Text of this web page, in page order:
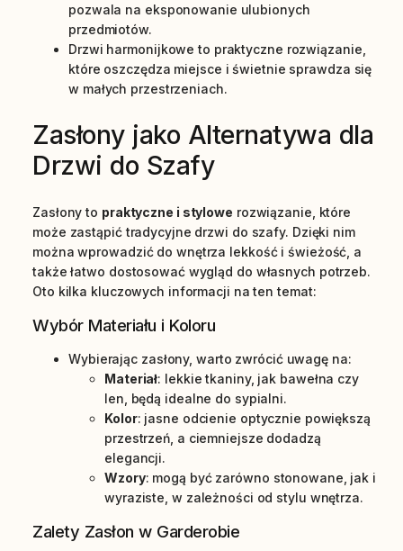
pozwala na eksponowanie ulubionych
przedmiotów.
Drzwi harmonijkowe to praktyczne rozwiązanie,
które oszczędza miejsce i świetnie sprawdza się
w małych przestrzeniach.
Zasłony jako Alternatywa dla
Drzwi do Szafy
Zasłony to praktyczne i stylowe rozwiązanie, które
może zastąpić tradycyjne drzwi do szafy. Dzięki nim
można wprowadzić do wnętrza lekkość i świeżość, a
także łatwo dostosować wygląd do własnych potrzeb.
Oto kilka kluczowych informacji na ten temat:
Wybór Materiału i Koloru
Wybierając zasłony, warto zwrócić uwagę na:
Materiał: lekkie tkaniny, jak bawełna czy
len, będą idealne do sypialni.
Kolor: jasne odcienie optycznie powiększą
przestrzeń, a ciemniejsze dodadzą
elegancji.
Wzory: mogą być zarówno stonowane, jak i
wyraziste, w zależności od stylu wnętrza.
Zalety Zasłon w Garderobie